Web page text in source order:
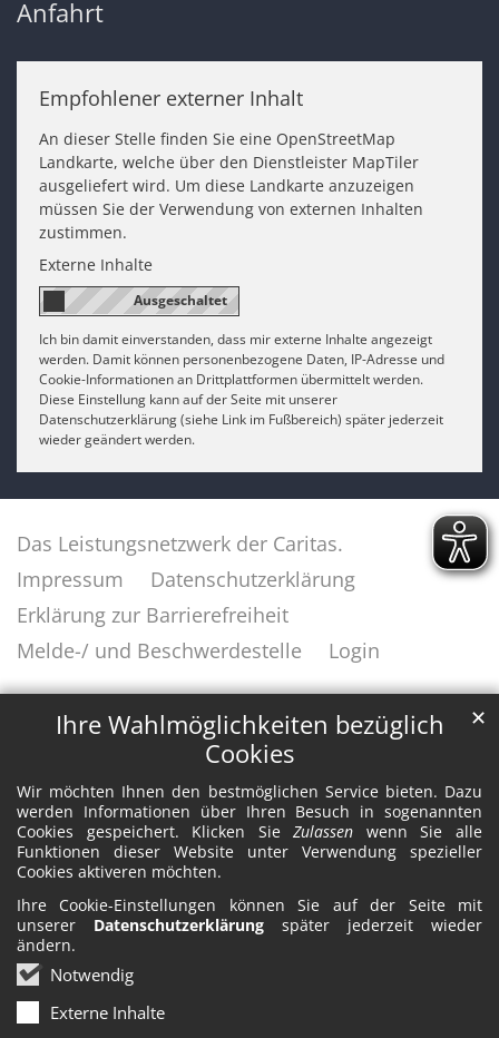
Ihre Wahlmöglichkeiten bezüglich
Cookies
Wir möchten Ihnen den bestmöglichen Service bieten. Dazu
werden Informationen über Ihren Besuch in sogenannten
Cookies gespeichert. Klicken SieZulassen wenn Sie alle
Funktionen dieser Website unter Verwendung spezieller
Cookies aktiveren möchten.
Ihre Cookie-Einstellungen können Sie auf der Seite mit
unserer Datenschutzerklärung später jederzeit wieder
ändern.
Notwendig
Externe Inhalte
✕
Anfahrt
Empfohlener externer Inhalt
An dieser Stelle finden Sie eine OpenStreetMap
Landkarte, welche über den Dienstleister MapTiler
ausgeliefert wird. Um diese Landkarte anzuzeigen
müssen Sie der Verwendung von externen Inhalten
zustimmen.
Externe Inhalte
Ich bin damit einverstanden, dass mir externe Inhalte angezeigt
werden. Damit können personenbezogene Daten, IP-Adresse und
Cookie-Informationen an Drittplattformen übermittelt werden.
Diese Einstellung kann auf der Seite mit unserer
Datenschutzerklärung (siehe Link im Fußbereich) später jederzeit
wieder geändert werden.
Das Leistungsnetzwerk der Caritas.
Impressum
Datenschutzerklärung
Erklärung zur Barrierefreiheit
Melde-/ und Beschwerdestelle
Login